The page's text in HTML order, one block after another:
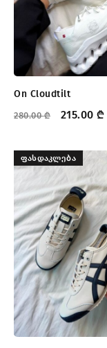
On Cloudtilt
280.00₾ 215.00 ₾
ᲤᲐᲡᲓᲐᲙᲚᲔᲑᲐ